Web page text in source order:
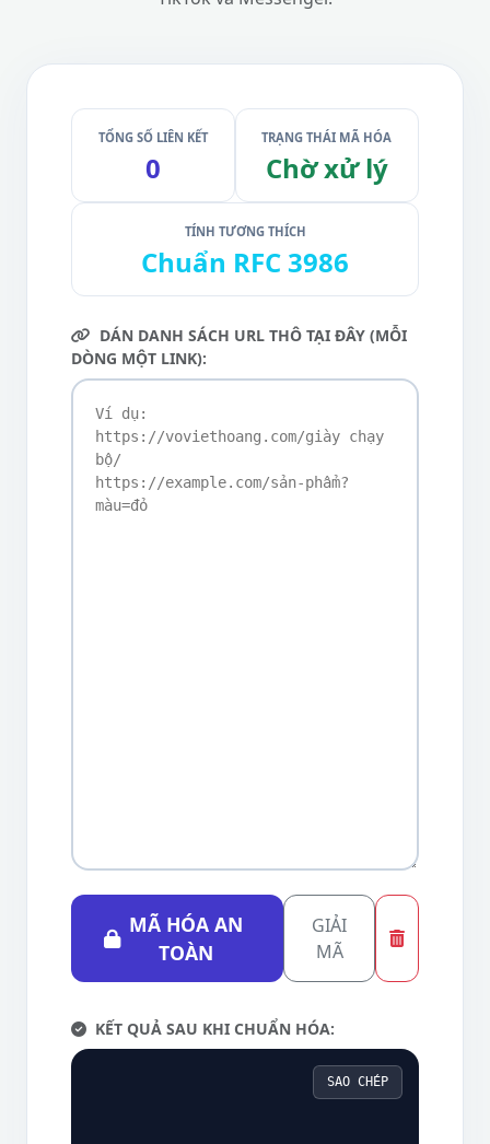
TỔNG SỐ LIÊN KẾT
0
TRẠNG THÁI MÃ HÓA
Chờ xử lý
TÍNH TƯƠNG THÍCH
Chuẩn RFC 3986
DÁN DANH SÁCH URL THÔ TẠI ĐÂY (MỖI
DÒNG MỘT LINK):
MÃ HÓA AN
TOÀN
GIẢI
MÃ
KẾT QUẢ SAU KHI CHUẨN HÓA:
SAO CHÉP